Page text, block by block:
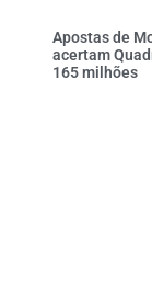
Apostas de
acertam
165 milhões